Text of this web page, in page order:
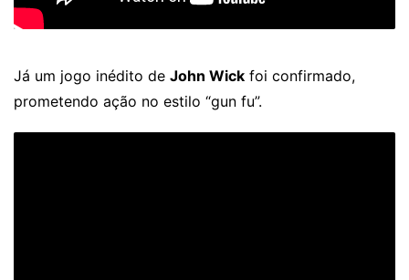
Já um jogo inédito de John Wick foi confirmado,
prometendo ação no estilo “gun fu”.